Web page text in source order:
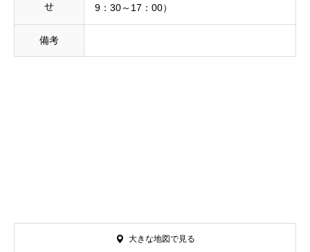
せ
9：30～17：00）
備考
大きな地図で見る